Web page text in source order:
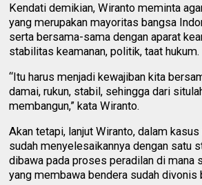
Kendati demikian, Wiranto meminta
yang merupakan mayoritas bangsa
serta bersama-sama dengan aparat
stabilitas keamanan, politik, taat hukum.
“Itu harus menjadi kewajiban kita
damai, rukun, stabil, sehingga dari
membangun,” kata Wiranto.
Akan tetapi, lanjut Wiranto, dalam
sudah menyelesaikannya dengan satu
dibawa pada proses peradilan di mana
yang membawa bendera sudah divonis